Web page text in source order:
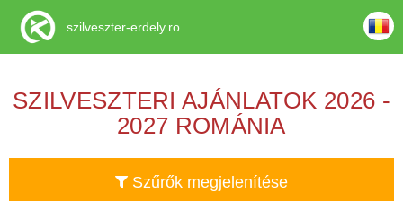
SZILVESZTERI AJÁNLATOK 2026 -
2027 ROMÁNIA
Szűrők megjelenítése
szilveszter-erdely.ro